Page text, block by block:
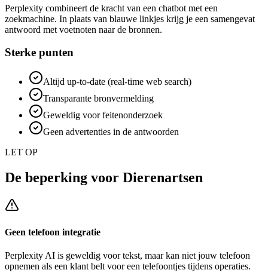
Perplexity combineert de kracht van een chatbot met een
zoekmachine. In plaats van blauwe linkjes krijg je een samengevat
antwoord met voetnoten naar de bronnen.
Sterke punten
Altijd up-to-date (real-time web search)
Transparante bronvermelding
Geweldig voor feitenonderzoek
Geen advertenties in de antwoorden
LET OP
De beperking voor Dierenartsen
Geen telefoon integratie
Perplexity AI is geweldig voor tekst, maar kan niet jouw telefoon
opnemen als een klant belt voor een telefoontjes tijdens operaties.